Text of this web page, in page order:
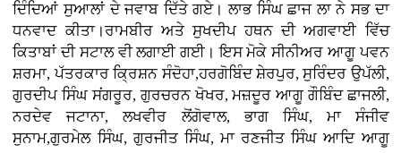
ਦਿੰਦਿਆਂ ਸੁਆਲਾਂ ਦੇ ਜਵਾਬ ਦਿੱਤੇ ਗਏ। ਲਾਭ ਸਿੰਘ ਛਾਜ ਲਾ ਨੇ ਸਭ ਦਾ
ਧਨਵਾਦ ਕੀਤਾ।ਰਾਮਬੀਰ ਅਤੇ ਸੁਖਦੀਪ ਹਥਨ ਦੀ ਅਗਵਾਈ ਵਿੱਚ
ਕਿਤਾਬਾਂ ਦੀ ਸਟਾਲ ਵੀ ਲਗਾਈ ਗਈ। ਇਸ ਮੋਕੇ ਸੀਨੀਅਰ ਆਗੂ ਪਵਨ
ਸ਼ਰਮਾ, ਪੱਤਰਕਾਰ ਕ੍ਰਿਸ਼ਨ ਸੰਦੋਹਾ,ਹਰਗੋਬਿੰਦ ਸ਼ੇਰਪੁਰ, ਸੁਰਿੰਦਰ ਉਪੱਲੀ,
ਗੁਰਦੀਪ ਸਿੰਘ ਸਂਗਰੂਰ, ਗੁਰਚਰਨ ਖੋਖਰ, ਮਜ਼ਦੂਰ ਆਗੂ ਗੌਬਿੰਦ ਛਾਜਲੀ,
ਨਰਦੇਵ ਜਟਾਨਾ, ਲਖਵੀਰ ਲੋਂਗੋਵਾਲ, ਭਾਗ ਸਿੰਘ, ਮਾ ਸੰਜੀਵ
ਸੁਨਾਮ,ਗੁਰਮੇਲ ਸਿੰਘ, ਗੁਰਜੀਤ ਸਿੰਘ, ਮਾ ਰਣਜੀਤ ਸਿੰਘ ਆਦਿ ਆਗੂ